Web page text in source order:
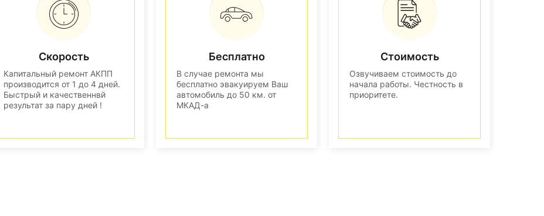
Скорость
Капитальный ремонт АКПП
производится от 1 до 4 дней.
Быстрый и качественнвй
результат за пару дней !
Бесплатно
В случае ремонта мы
бесплатно эвакуируем Ваш
автомобиль до 50 км. от
МКАД-а
Стоимость
Озвучиваем стоимость до
начала работы. Честность в
приоритете.